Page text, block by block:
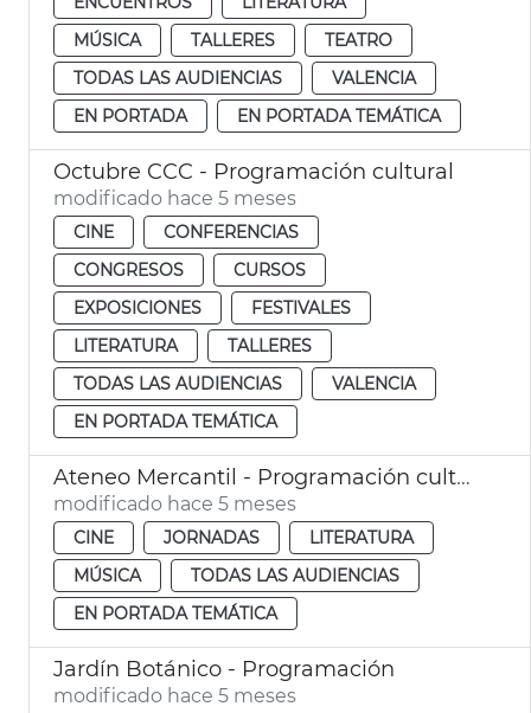
MÚSICA
TALLERES
TEATRO
TODAS LAS AUDIENCIAS
VALENCIA
EN PORTADA
EN PORTADA TEMÁTICA
Octubre CCC - Programación cultural
modificado hace 5 meses
CINE
CONFERENCIAS
CONGRESOS
CURSOS
EXPOSICIONES
FESTIVALES
LITERATURA
TALLERES
TODAS LAS AUDIENCIAS
VALENCIA
EN PORTADA TEMÁTICA
Ateneo Mercantil - Programación cultural
modificado hace 5 meses
CINE JORNADAS
LITERATURA
MÚSICA
TODAS LAS AUDIENCIAS
EN PORTADA TEMÁTICA
Jardín Botánico - Programación
modificado hace 5 meses